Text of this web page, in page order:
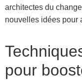
architectes du
nouvelles idées pour
pour